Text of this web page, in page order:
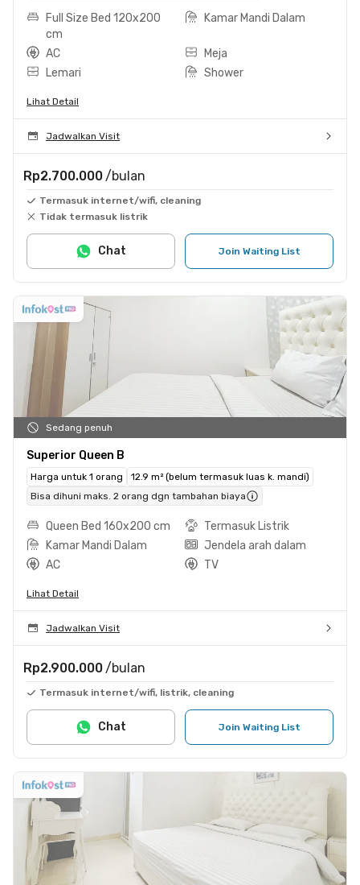
Full Size Bed 120x200
cm
Kamar Mandi Dalam
AC
Meja
Lemari
Shower
Lihat Detail
Jadwalkan Visit
Rp2.700.000 /bulan
Termasuk internet/wifi, cleaning
Tidak termasuk listrik
Join Waiting List
Chat
Sedang penuh
Superior Queen B
Harga untuk 1 orang
12.9 m² (belum termasuk luas k. mandi)
Bisa dihuni maks. 2 orang dgn tambahan biaya
Queen Bed 160x200 cm
Termasuk Listrik
Kamar Mandi Dalam
Jendela arah dalam
AC
TV
Lihat Detail
Jadwalkan Visit
Rp2.900.000 /bulan
Termasuk internet/wifi, listrik, cleaning
Join Waiting List
Chat